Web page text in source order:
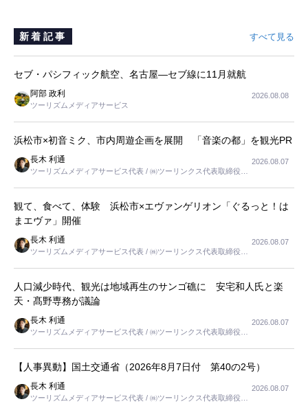
新着記事 すべて見る
セブ・パシフィック航空、名古屋―セブ線に11月就航
阿部 政利
ツーリズムメディアサービス
2026.08.08
浜松市×初音ミク、市内周遊企画を展開 「音楽の都」を観光PR
長木 利通
ツーリズムメディアサービス代表 / ㈱ツーリンクス代表取締役社
2026.08.07
観て、食べて、体験 浜松市×エヴァンゲリオン「ぐるっと！は
まエヴァ」開催
長木 利通
ツーリズムメディアサービス代表 / ㈱ツーリンクス代表取締役社
2026.08.07
人口減少時代、観光は地域再生のサンゴ礁に 安宅和人氏と楽
天・髙野専務が議論
長木 利通
ツーリズムメディアサービス代表 / ㈱ツーリンクス代表取締役社
2026.08.07
【人事異動】国土交通省（2026年8月7日付 第40の2号）
長木 利通
ツーリズムメディアサービス代表 / ㈱ツーリンクス代表取締役社
2026.08.07